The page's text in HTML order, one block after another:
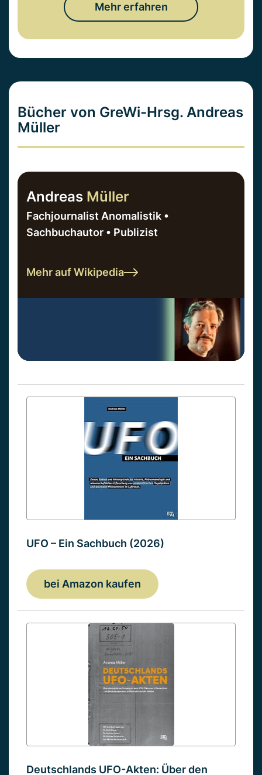
Mehr erfahren
Bücher von GreWi-Hrsg. Andreas
Müller
Andreas Müller
Fachjournalist Anomalistik •
Sachbuchautor • Publizist
Mehr auf Wikipedia
UFO – Ein Sachbuch (2026)
bei Amazon kaufen
Deutschlands UFO-Akten: Über den